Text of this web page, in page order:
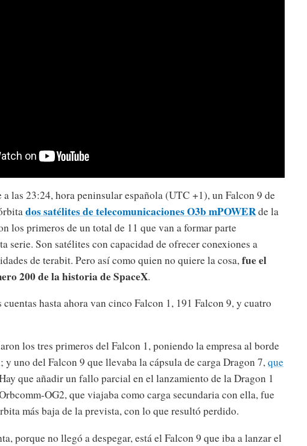
a las 23:24, hora peninsular española (UTC +1), un Falcon 9 de
dos satélites de telecomunicaciones O3b mPOWERde la
los primeros de un total de 11 que van a formar parte
serie. Son satélites con capacidad de ofrecer conexiones a
de terabit. Pero así como quien no quiere la cosa,fue el
200 de la historia de SpaceX.
hasta ahora van cinco Falcon 1, 191 Falcon 9, y cuatro
los tres primeros del Falcon 1, poniendo la empresa al borde
y uno del Falcon 9 que llevaba la cápsula de carga Dragon 7,que
que añadir un fallo parcial en el lanzamiento de la Dragon 1
OG2, que viajaba como carga secundaria con ella, fue
más baja de la prevista, con lo que resultó perdido.
porque no llegó a despegar, está el Falcon 9 que iba a lanzar el